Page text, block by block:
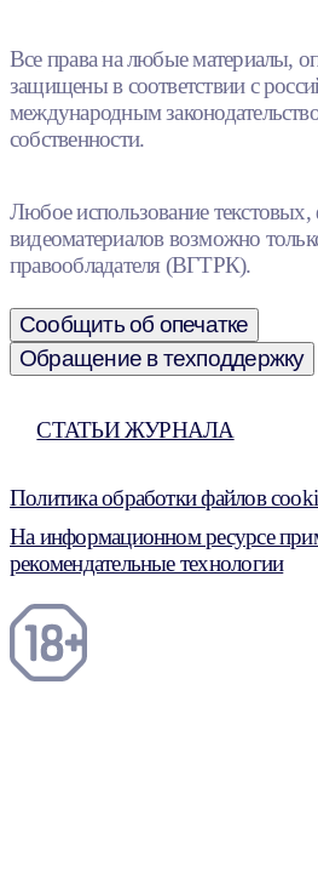
Все права на любые материалы,
защищены в соответствии с
международным
собственности.
Любое использование
видеоматериалов возможно
правообладателя (ВГТРК).
Сообщить об опечатке
Обращение в техподдержку
СТАТЬИ ЖУРНАЛА
Политика обработки файлов
На информационном ресурсе
рекомендательные технологии